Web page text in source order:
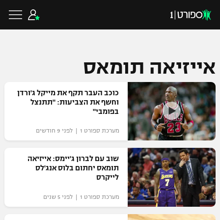
כדורגל ישראלי
ליגת העל
ליגה לאומית
גביע הטוטו
ליגיונרים
גביע המדינה
כדורגל עולמי
ליגת האלופות
ליגה אירופית
ליגה אנגלית
כדורסל ישראלי
ליגת ווינר סל
ליגה לאומית
כדורסל עולמי
NBA
אייזיאה תומאס
כוכב העבר תקף את מייקל ג'ורדן
וחשף את הצביעות: "תתנצל
בפומבי"
מערכת ספורט 1 | לפני 9 חודשים
שוב עם לברון ג'יימס: אייזיאה
תומאס יחתום בלוס אנג'לס
לייקרס
מערכת ספורט 1 | לפני 5 שנים